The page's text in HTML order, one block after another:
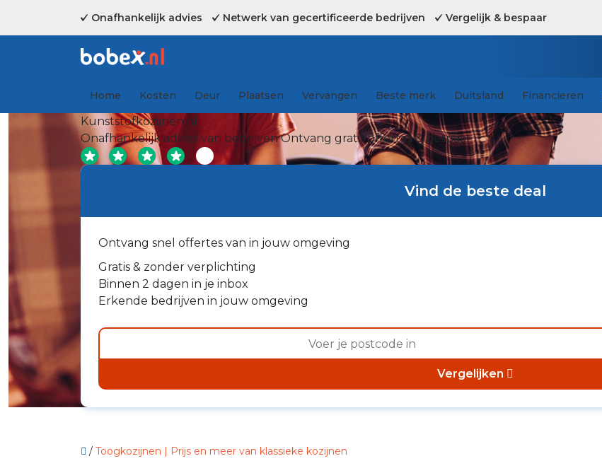
Onafhankelijk advies Netwerk van gecertificeerde bedrijven Vergelijk & bespaar
Home Kosten Deur Plaatsen Vervangen Beste merk Duitsland Financieren
Kunststofkozijnen.nl
Onafhankelijk advies van bedrijvenOntvang gratis offertes & bespaar !
Vind de beste deal
Ontvang snel offertes van in jouw omgeving
Gratis & zonder verplichting
Binnen 2 dagen in je inbox
Erkende bedrijven in jouw omgeving
Vergelijken
/ Toogkozijnen | Prijs en meer van klassieke kozijnen